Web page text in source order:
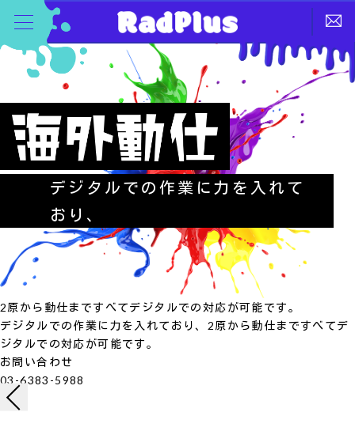
デジタルでの作業に力を入れて
おり、
2原から動仕まですべてデジタルでの対応が可能です。
デジタルでの作業に力を入れており、2原から動仕まですべてデ
ジタルでの対応が可能です。
お問い合わせ
03-6383-5988